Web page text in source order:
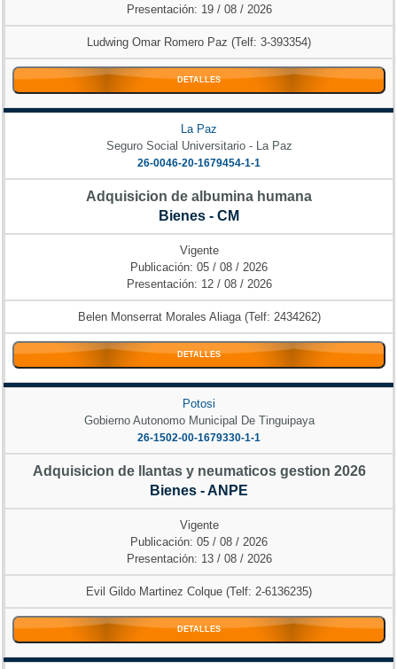
Presentación: 19 / 08 / 2026
Ludwing Omar Romero Paz (Telf: 3-393354)
DETALLES
La Paz
Seguro Social Universitario - La Paz
26-0046-20-1679454-1-1
Adquisicion de albumina humana
Bienes - CM
Vigente
Publicación: 05 / 08 / 2026
Presentación: 12 / 08 / 2026
Belen Monserrat Morales Aliaga (Telf: 2434262)
DETALLES
Potosi
Gobierno Autonomo Municipal De Tinguipaya
26-1502-00-1679330-1-1
Adquisicion de llantas y neumaticos gestion 2026
Bienes - ANPE
Vigente
Publicación: 05 / 08 / 2026
Presentación: 13 / 08 / 2026
Evil Gildo Martinez Colque (Telf: 2-6136235)
DETALLES